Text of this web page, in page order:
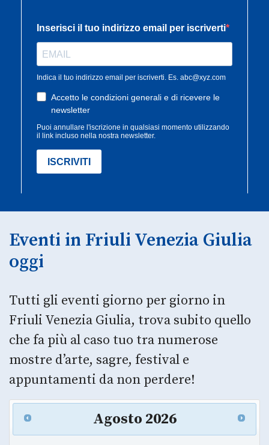
Eventi in Friuli Venezia Giulia
oggi
Tutti gli eventi giorno per giorno in
Friuli Venezia Giulia, trova subito quello
che fa più al caso tuo tra numerose
mostre d’arte, sagre, festival e
appuntamenti da non perdere!
Agosto 2026